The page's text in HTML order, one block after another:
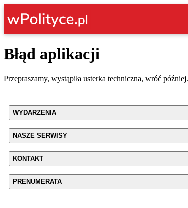
Błąd aplikacji
Przepraszamy, wystąpiła usterka techniczna, wróć później.
WYDARZENIA
NASZE SERWISY
KONTAKT
PRENUMERATA